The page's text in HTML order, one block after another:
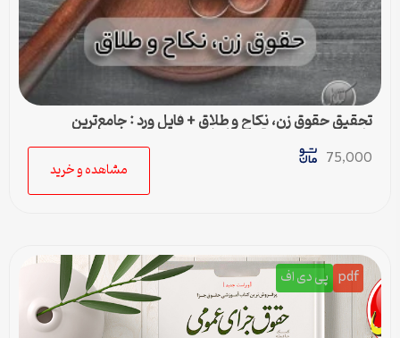
تحقیق حقوق زن، نکاح و طلاق + فایل ورد : جامع‌ترین
پژوهش در زمینه حقوق خانواده
75,000
مشاهده و خرید
pdf پی دی اف